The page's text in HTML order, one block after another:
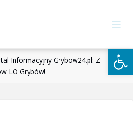
Informacyjny Grybow24.pl: Z
LO Grybów!